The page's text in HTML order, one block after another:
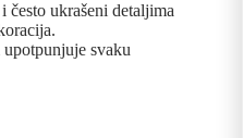
često ukrašeni detaljima
svaku